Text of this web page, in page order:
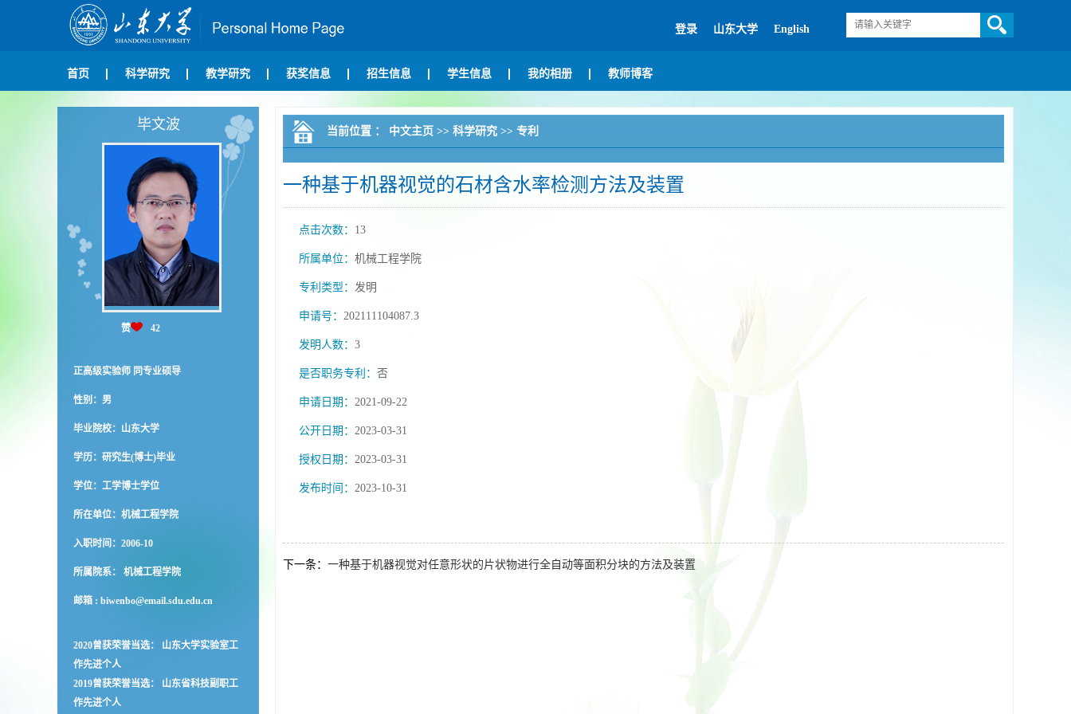
登录 山东大学 English
首页 科学研究 教学研究 获奖信息 招生信息 学生信息 我的相册 教师博客
毕文波
赞 42
正高级实验师 同专业硕导
性别：男
毕业院校：山东大学
学历：研究生(博士)毕业
学位：工学博士学位
所在单位：机械工程学院
入职时间：2006-10
所属院系： 机械工程学院
邮箱 : biwenbo@email.sdu.edu.cn
2020曾获荣誉当选： 山东大学实验室工
作先进个人
2019曾获荣誉当选： 山东省科技副职工
作先进个人
当前位置 ： 中文主页 >> 科学研究 >> 专利
一种基于机器视觉的石材含水率检测方法及装置
点击次数： 13
所属单位： 机械工程学院
专利类型： 发明
申请号： 202111104087.3
发明人数： 3
是否职务专利： 否
申请日期： 2021-09-22
公开日期： 2023-03-31
授权日期： 2023-03-31
发布时间： 2023-10-31
下一条： 一种基于机器视觉对任意形状的片状物进行全自动等面积分块的方法及装置